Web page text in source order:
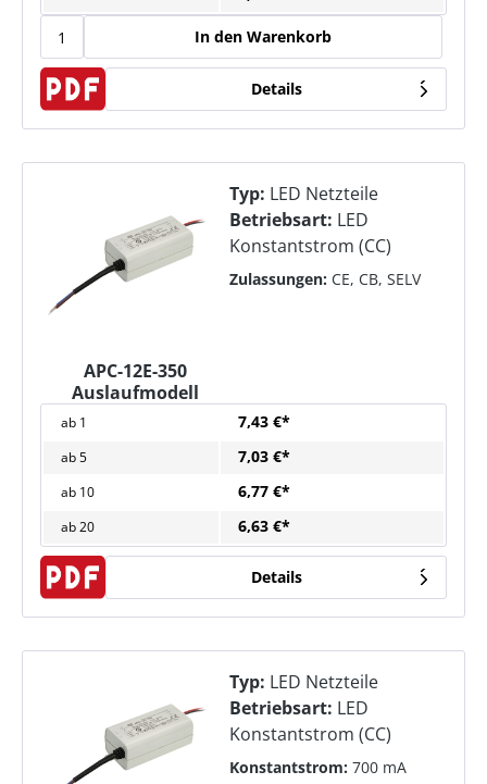
In den Warenkorb
Details
APC-12E-350
Auslaufmodell
Typ: LED Netzteile
Betriebsart: LED
Konstantstrom (CC)
Zulassungen: CE, CB, SELV
ab 1 7,43 €*
ab5 7,03 €*
ab 10 6,77 €*
ab20 6,63 €*
Details
Typ: LED Netzteile
Betriebsart: LED
Konstantstrom (CC)
Konstantstrom: 700 mA